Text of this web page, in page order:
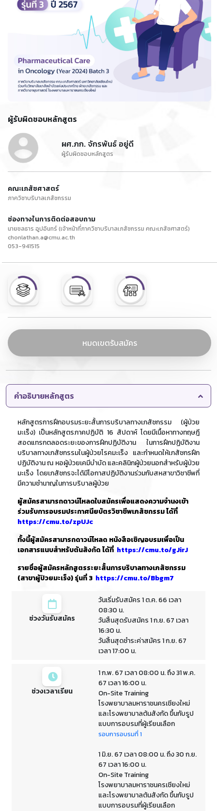
คำอธิบายหลักสูตร
หลักสูตรการฝึกอบรมระยะสั้นการบริบาลทางเภสัชกรรม (ผู้ป่วย
มะเร็ง) เป็นหลักสูตรภาคปฏิบัติ 16 สัปดาห์ โดยมีเนื้อหาทางทฤษฎี
สอดแทรกตลอดระยะของการฝึกปฏิบัติงาน ในการฝึกปฏิบัติงาน
บริบาลทางเภสัชกรรมในผู้ป่วยโรคมะเร็ง และกำหนดให้เภสัชกรฝึก
ปฏิบัติงาน ณ หอผู้ป่วยเคมีบำบัด และคลินิกผู้ป่วยนอกสำหรับผู้ป่วย
มะเร็ง โดยเภสัชกรจะได้มีโอกาสปฏิบัติงานร่วมกับสหสาขาวิชาชีพที่
มีความชำนาญในการบริบาลผู้ป่วย
ผู้สมัครสามารถดาวน์โหลดใบสมัครเพื่อแสดงความจำนงเข้า
ร่วมรับการอบรมประกาศนียบัตรวิชาชีพเภสัชกรรม ได้ที่
https://cmu.to/zpUJc
ทั้งนี้ผู้สมัครสามารถดาวน์โหลด หนังสือเชิญอบรมเพื่อเป็น
เอกสารแนบสำหรับต้นสังกัด ได้ที่ https://cmu.to/gJirJ
รายชื่อผู้สมัครหลักสูตรระยะสั้นการบริบาลทางเภสัชกรรม
(สาขาผู้ป่วยมะเร็ง) รุ่นที่ 3 https://cmu.to/Bbgm7
ช่วงวันรับสมัคร
วันเริ่มรับสมัคร 1 ต.ค. 66 เวลา
08:30 น.
วันสิ้นสุดรับสมัคร 1 ก.ย. 67 เวลา
16:30 น.
วันสิ้นสุดชำระค่าสมัคร 1 ก.ย. 67
เวลา 17:00 น.
ช่วงเวลาเรียน
1 ก.พ. 67 เวลา 08:00 น. ถึง 31 พ.ค.
67 เวลา 16:00 น.
On-Site Training
โรงพยาบาลมหาราชนครเชียงใหม่
และโรงพยาบาลต้นสังกัด ขึ้นกับรูป
แบบการอบรมที่ผู้เรียนเลือก
รอบการอบรมที่ 1
1 มิ.ย. 67 เวลา 08:00 น. ถึง 30 ก.ย.
67 เวลา 16:00 น.
On-Site Training
โรงพยาบาลมหาราชนครเชียงใหม่
และโรงพยาบาลต้นสังกัด ขึ้นกับรูป
แบบการอบรมที่ผู้เรียนเลือก
ผู้รับผิดชอบหลักสูตร
ผศ.ภก. จักรพันธ์ อยู่ดี
ผู้รับผิดชอบหลักสูตร
คณะเภสัชศาสตร์
ภาควิชาบริบาลเภสัชกรรม
ช่องทางในการติดต่อสอบถาม
นายชลธาร อูปอินทร์ (เจ้าหน้าที่ภาควิชาบริบาลเภสัชกรรม คณะเภสัชศาสตร์)
chonlathan.a@cmu.ac.th
053-941515
หมดเขตรับสมัคร